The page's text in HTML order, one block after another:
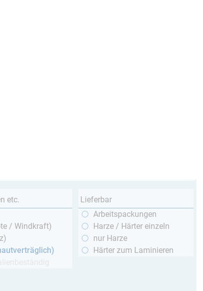
etc.
/ Windkraft)
Lieferbar
Arbeitspackungen
Harze / Härter einzeln
nur Harze
Härter zum Laminieren